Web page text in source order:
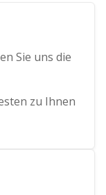
Sie uns die
zu Ihnen